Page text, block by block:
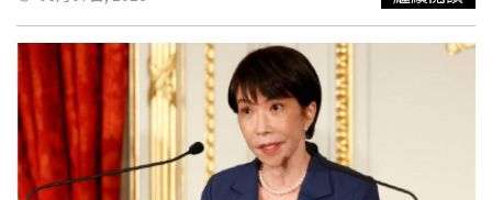
群媒體上散布這些抹黑其他候選人的影片。自此之後，高市
始終否認相關指控，但後續報導已在自民黨內部引發憂慮，
1名黨內人士也坦承：「她被拖進了泥淖。」自《週刊文
春》首次披露該醜聞以來，高市的說法也出現些微變化。起
初，她聲稱自己與秘書都「不認識」影片製作人松井健。然
而，在松井健於網路節目中坦承自己曾與木下剛志在線上保
持聯繫後，高市又突然改口稱：「無論是我還是我的秘書，
都沒有『見過』這名製作人。」據悉，松井健曾向媒體證